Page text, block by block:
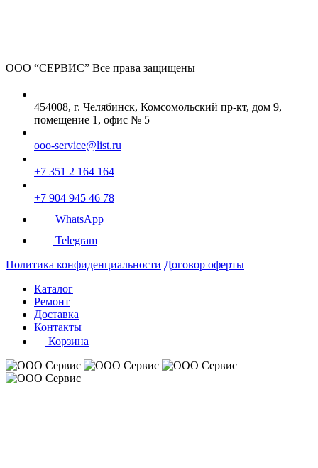
ООО “СЕРВИС” Все права защищены
454008, г. Челябинск, Комсомольский пр-кт, дом 9,
помещение 1, офис № 5
ooo-service@list.ru
+7 351 2 164 164
+7 904 945 46 78
WhatsApp
Telegram
Политика конфиденциальности Договор оферты
Каталог
Ремонт
Доставка
Контакты
Корзина